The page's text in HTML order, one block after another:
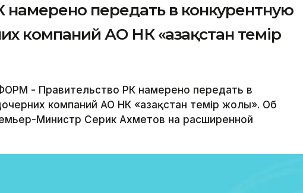
намерено передать в конкурентную
компаний АО НК «Қазақстан темір
- Правительство РК намерено передать в
компаний АО НК «Қазақстан темір жолы». Об
Министр Серик Ахметов на расширенной